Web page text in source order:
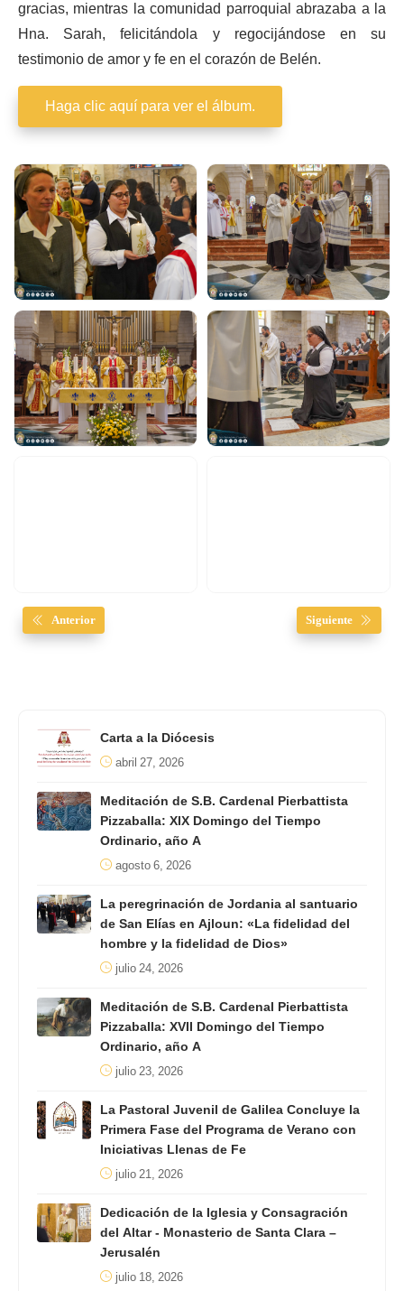
gracias, mientras la comunidad parroquial abrazaba a la
Hna. Sarah, felicitándola y regocijándose en su
testimonio de amor y fe en el corazón de Belén.
Haga clic aquí para ver el álbum.
Anterior Siguiente
Carta a la Diócesis
abril 27, 2026
Meditación de S.B. Cardenal Pierbattista
Pizzaballa: XIX Domingo del Tiempo
Ordinario, año A
agosto 6, 2026
La peregrinación de Jordania al santuario
de San Elías en Ajloun: «La fidelidad del
hombre y la fidelidad de Dios»
julio 24, 2026
Meditación de S.B. Cardenal Pierbattista
Pizzaballa: XVII Domingo del Tiempo
Ordinario, año A
julio 23, 2026
La Pastoral Juvenil de Galilea Concluye la
Primera Fase del Programa de Verano con
Iniciativas Llenas de Fe
julio 21, 2026
Dedicación de la Iglesia y Consagración
del Altar - Monasterio de Santa Clara –
Jerusalén
julio 18, 2026